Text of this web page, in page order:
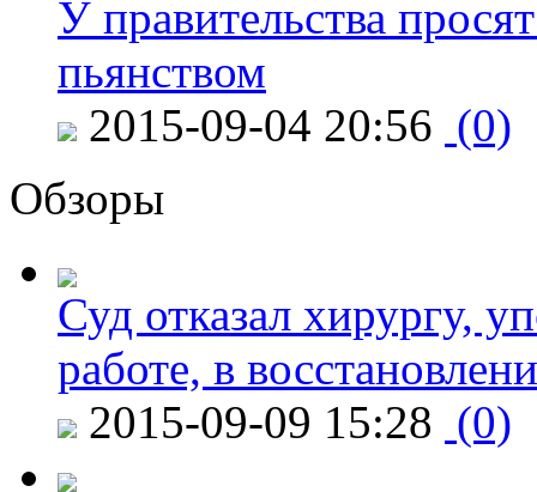
У правительства
пьянством
2015-09-04 20:56 (0)
Обзоры
Суд отказал хирургу,
работе, в
2015-09-09 15:28 (0)